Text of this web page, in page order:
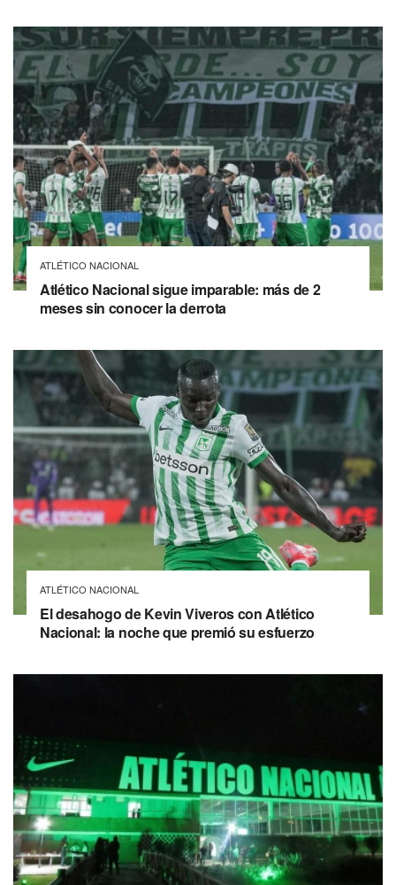
ATLÉTICO NACIONAL
Atlético Nacional sigue imparable: más de 2
meses sin conocer la derrota
ATLÉTICO NACIONAL
El desahogo de Kevin Viveros con Atlético
Nacional: la noche que premió su esfuerzo